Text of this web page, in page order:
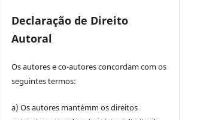
Declaração de Direito
Autoral
Os autores e co-autores concordam com os
seguintes termos:
a) Os autores mantémm os direitos